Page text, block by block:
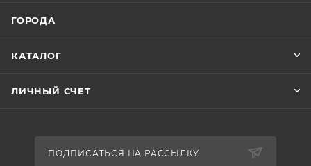
ГОРОДА
КАТАЛОГ
ЛИЧНЫЙ СЧЕТ
ПОДПИСАТЬСЯ НА РАССЫЛКУ